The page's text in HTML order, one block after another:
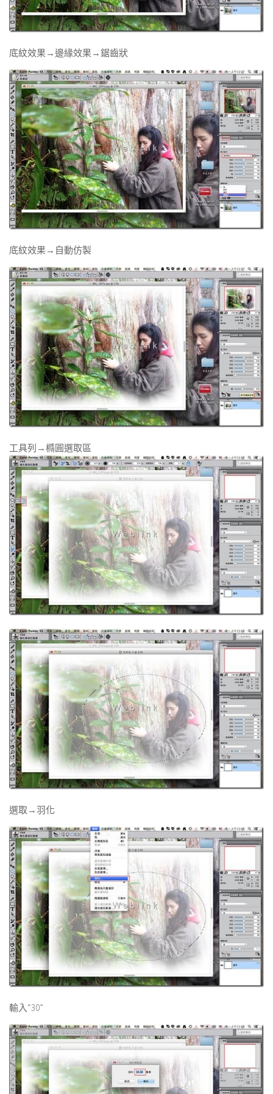
底紋效果→邊緣效果→鋸齒狀
底紋效果→自動仿製
工具列→橢圓選取區
選取→羽化
輸入“30”